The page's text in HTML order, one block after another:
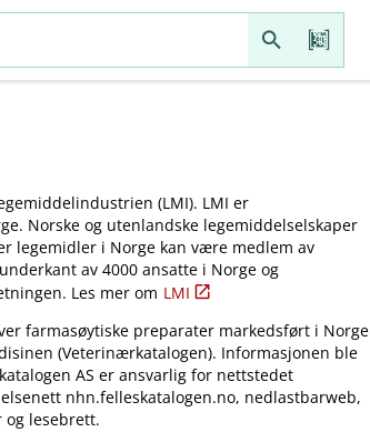
(LMI). LMI er
Norske og utenlandske legemiddelselskaper
legemidler i Norge kan være medlem av
av 4000 ansatte i Norge og
Les mer om LMI
farmasøytiske preparater markedsført i Norge
(Veterinærkatalogen). Informasjonen ble
AS er ansvarlig for nettstedet
nhn.felleskatalogen.no, nedlastbarweb,
og lesebrett.